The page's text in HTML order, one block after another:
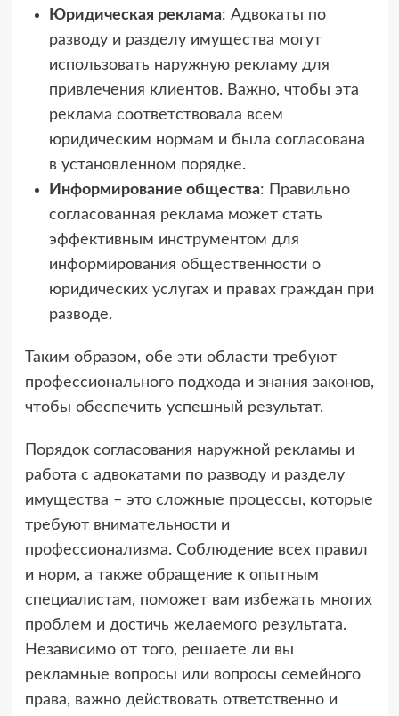
Юридическая реклама: Адвокаты по
разводу и разделу имущества могут
использовать наружную рекламу для
привлечения клиентов. Важно, чтобы эта
реклама соответствовала всем
юридическим нормам и была согласована
в установленном порядке.
Информирование общества: Правильно
согласованная реклама может стать
эффективным инструментом для
информирования общественности о
юридических услугах и правах граждан при
разводе.
Таким образом, обе эти области требуют
профессионального подхода и знания законов,
чтобы обеспечить успешный результат.
Порядок согласования наружной рекламы и
работа с адвокатами по разводу и разделу
имущества – это сложные процессы, которые
требуют внимательности и
профессионализма. Соблюдение всех правил
и норм, а также обращение к опытным
специалистам, поможет вам избежать многих
проблем и достичь желаемого результата.
Независимо от того, решаете ли вы
рекламные вопросы или вопросы семейного
права, важно действовать ответственно и